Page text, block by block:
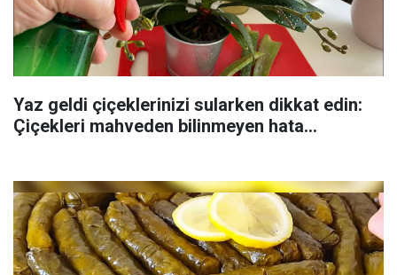
Yaz geldi çiçeklerinizi sularken dikkat edin:
Çiçekleri mahveden bilinmeyen hata...